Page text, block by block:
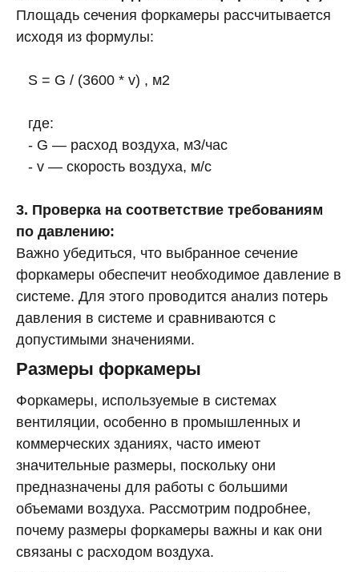
Площадь сечения форкамеры рассчитывается
исходя из формулы:
S = G / (3600 * v) , м2
где:
- G — расход воздуха, м3/час
- v — скорость воздуха, м/с
3. Проверка на соответствие требованиям
по давлению:
Важно убедиться, что выбранное сечение
форкамеры обеспечит необходимое давление в
системе. Для этого проводится анализ потерь
давления в системе и сравниваются с
допустимыми значениями.
Размеры форкамеры
Форкамеры, используемые в системах
вентиляции, особенно в промышленных и
коммерческих зданиях, часто имеют
значительные размеры, поскольку они
предназначены для работы с большими
объемами воздуха. Рассмотрим подробнее,
почему размеры форкамеры важны и как они
связаны с расходом воздуха.